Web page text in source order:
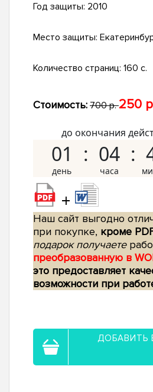
Год защиты: 2010
Место защиты:
Количество страниц: 160 с.
Стоимость: 700 р.250
до окончания
01 04
+
Наш сайт выгодно
при покупке, кроме
подарок получаете
преобразованную в
это предоставляет
возможности при
ДОБАВИТЬ